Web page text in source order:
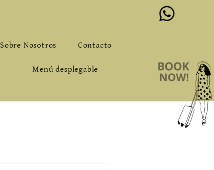
Sobre Nosotros Contacto
Menú desplegable